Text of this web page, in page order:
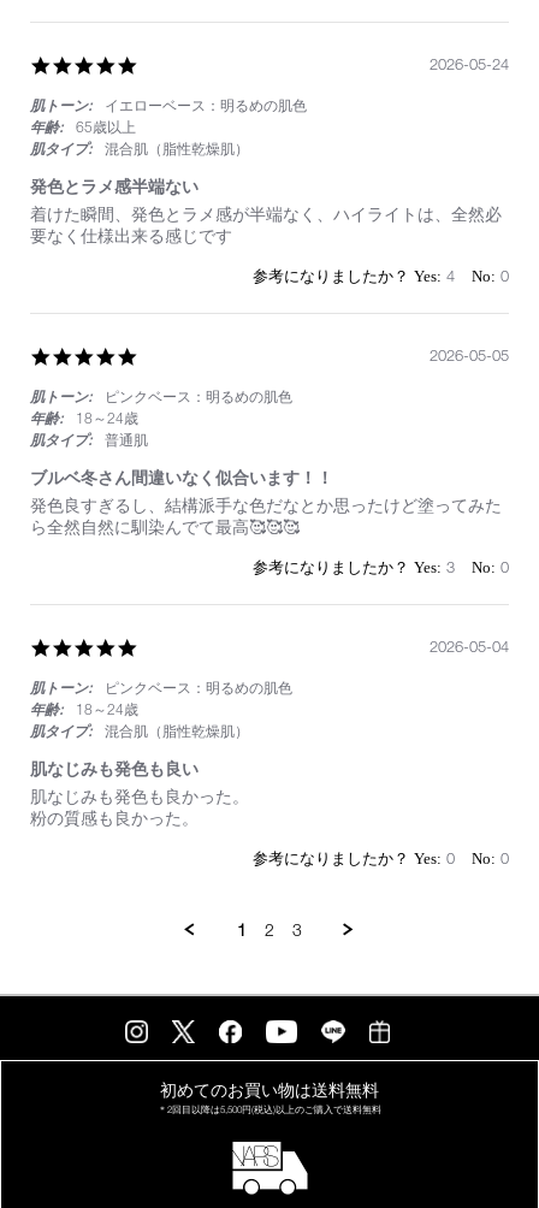
rating
肌トーン:
イエローベース：明るめの肌色
年齢:
65歳以上
肌タイプ:
混合肌（脂性乾燥肌）
発色とラメ感半端ない
Review
by
2026
review
stating
ラ
感
端
な
い
着けた瞬間、発色とラメ感が半端なく、ハイライトは、全然必
要なく仕様出来る感じです
2026-05-24
4 0
rating
肌トーン:
ピンクベース：明るめの肌色
年齢:
18～24歳
肌タイプ:
普通肌
ブルベ冬さん間違いなく似合います！！
Review
by
2026
review
stating
冬
ん
違
い
な
似
合
い
ま
発色良すぎるし、結構派手な色だなとか思ったけど塗ってみた
ら全然自然に馴染んでて最高🥰🥰🥰
2026-05-05
3 0
rating
肌トーン:
ピンクベース：明るめの肌色
年齢:
18～24歳
肌タイプ:
混合肌（脂性乾燥肌）
肌なじみも発色も良い
Review
by
review
stating
良
肌なじみも発色も良かった。
粉の質感も良かった。
2026-05-04
0 0
1 2 3
初めてのお買い物は送料無料
＊2回目以降は5,500円(税込)以上のご購入で送料無料